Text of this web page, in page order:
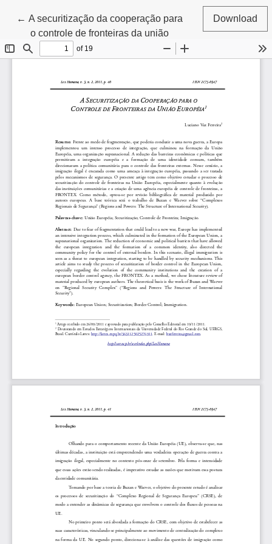
← Return to Article Details
A securitização da cooperação para
o controle de fronteiras da união
Download